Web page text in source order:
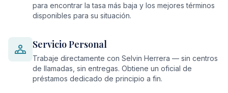
para encontrar la tasa más baja y los mejores términos
disponibles para su situación.
Servicio Personal
Trabaje directamente con Selvin Herrera — sin centros
de llamadas, sin entregas. Obtiene un oficial de
préstamos dedicado de principio a fin.